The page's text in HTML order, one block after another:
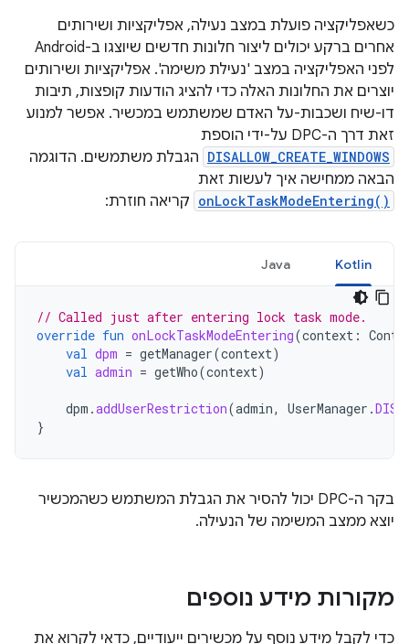
כשאפליקציה פועלת במצב נעילה, אפליקציות ושירותים
אחרים ברקע יכולים ליצור חלונות חדשים שיוצגו ב-Android
לפני האפליקציה במצב 'נעילת משימה'. אפליקציות ושירותים
יוצרים את החלונות האלה כדי להציג הודעות קופצות, תיבות
דו-שיח ושכבות-על האדם שמשתמש במכשיר. אפשר למנוע
זאת דרך ה-DPC על-ידי הוספת
DISALLOW_CREATE_WINDOWS הגבלת משתמשים. הדוגמה
הבאה ממחישה איך לעשות זאת
onLockTaskModeEntering() קריאה חוזרת:
Kotlin
Java
// Called just after entering lock task mode.
override fun onLockTaskModeEntering(context :
val dpm = getManager(context)
val admin = getWho(context)
dpm .addUserRestriction(admin, UserManager .
}
בקר ה-DPC יכול להסיר את הגבלת המשתמש כשהמכשיר
יוצא ממצב המשימה של הנעילה.
מקורות מידע נוספים
כדי לקבל מידע נוסף על מכשירים ייעודיים, כדאי לקרוא את